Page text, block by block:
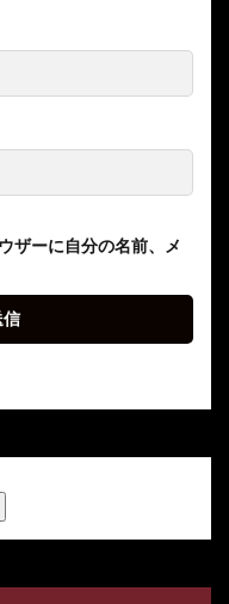
ザーに自分の名前、メ